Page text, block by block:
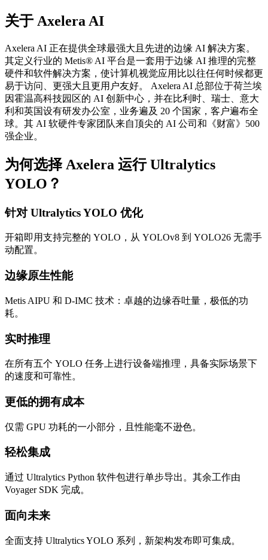
关于 Axelera AI
Axelera AI 正在提供全球最强大且先进的边缘 AI 解决方案。
其定义行业的 Metis® AI 平台是一套用于边缘 AI 推理的完整
硬件和软件解决方案，使计算机视觉应用比以往任何时候都更
易于访问、更强大且更用户友好。 Axelera AI 总部位于荷兰埃
因霍温高科技园区的 AI 创新中心，并在比利时、瑞士、意大
利和英国设有研发办公室，业务遍及 20 个国家，客户遍布全
球。其 AI 软硬件专家团队来自顶尖的 AI 公司和《财富》500
强企业。
为何选择 Axelera 运行 Ultralytics
YOLO？
针对 Ultralytics YOLO 优化
开箱即用支持完整的 YOLO，从 YOLOv8 到 YOLO26 无需手
动配置。
边缘原生性能
Metis AIPU 和 D-IMC 技术：卓越的边缘吞吐量，极低的功
耗。
实时推理
在所有五个 YOLO 任务上进行设备端推理，具备实际场景下
的速度和可靠性。
更低的拥有成本
仅需 GPU 功耗的一小部分，且性能毫不逊色。
轻松集成
通过 Ultralytics Python 软件包进行单步导出。其余工作由
Voyager SDK 完成。
面向未来
全面支持 Ultralytics YOLO 系列，新架构发布即可集成。